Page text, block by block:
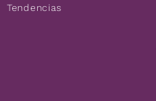
Tendencias